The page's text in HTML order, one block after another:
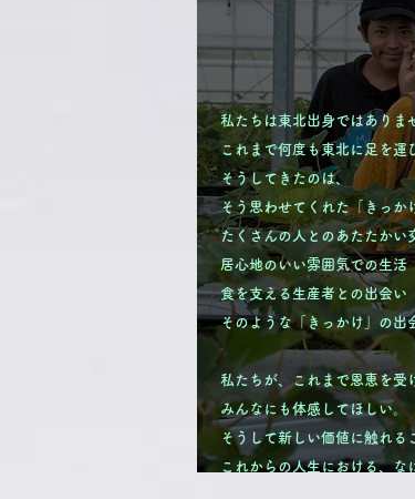
私たちは東北出身ではありま
これまで何度も東北に足を運
そうしてきたのは、
そう思わせてくれた「きっか
たくさんの人とのあたたかい
居心地のいい雰囲気での生活
食を支える生産者との出会い
そのような「きっかけ」の出
私たちが、これまで恩恵を受
みんなにも体感してほしい。
そうして新しい価値に触れる
これからの人生における、な